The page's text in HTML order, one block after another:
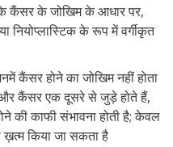
कैंसर के जोखिम के आधार पर,
नियोप्लास्टिक के रूप में वर्गीकृत
कैंसर होने का जोखिम नहीं होता
और कैंसर एक दूसरे से जुड़े होते हैं,
की काफी संभावना होती है; केवल
ख़त्म किया जा सकता है